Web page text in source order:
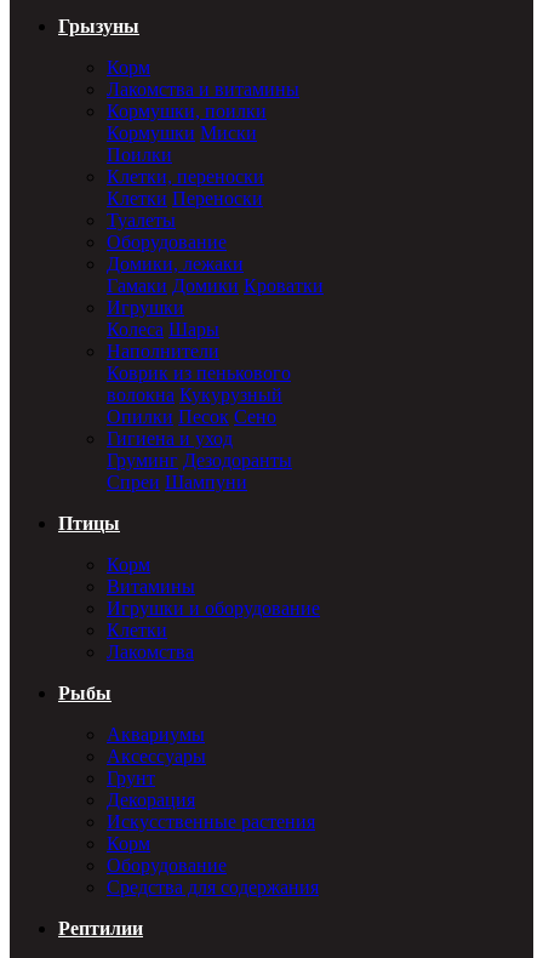
Грызуны
Корм
Лакомства и витамины
Кормушки, поилки
Кормушки Миски
Поилки
Клетки, переноски
Клетки Переноски
Туалеты
Оборудование
Домики, лежаки
Гамаки Домики Кроватки
Игрушки
Колеса Шары
Наполнители
Коврик из пенькового
волокна Кукурузный
Опилки Песок Сено
Гигиена и уход
Груминг Дезодоранты
Спреи Шампуни
Птицы
Корм
Витамины
Игрушки и оборудование
Клетки
Лакомства
Рыбы
Аквариумы
Аксессуары
Грунт
Декорация
Искусственные растения
Корм
Оборудование
Средства для содержания
Рептилии